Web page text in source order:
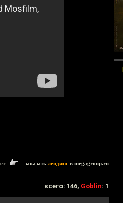
заказать лендинг в megagroup.ru
всего: 146, Goblin: 1